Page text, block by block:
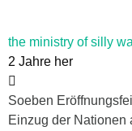
the ministry of silly
2 Jahre her
Soeben
Einzug der Nationen